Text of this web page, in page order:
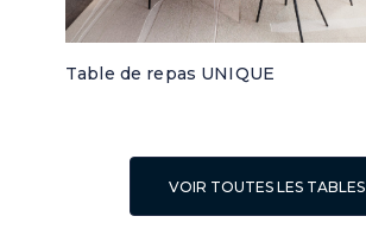
Table de repas UNIQUE
VOIR TOUTES LES TABLES